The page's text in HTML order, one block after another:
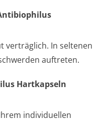
verträglich. In seltenen
auftreten.
Hartkapseln
individuellen